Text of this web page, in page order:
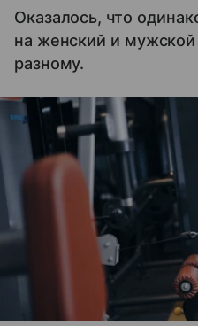
Оказалось, что
на женский и
разному.